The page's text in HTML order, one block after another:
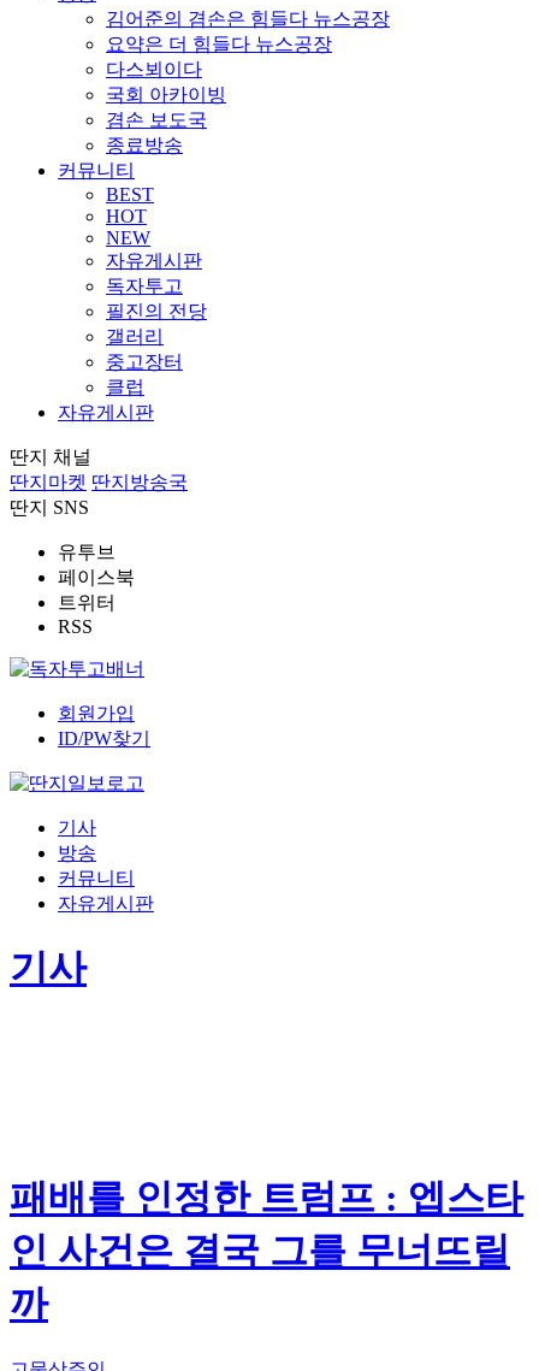
김어준의 겸손은 힘들다 뉴스공장
요약은 더 힘들다 뉴스공장
다스뵈이다
국회 아카이빙
겸손 보도국
종료방송
커뮤니티
BEST
HOT
NEW
자유게시판
독자투고
필진의 전당
갤러리
중고장터
클럽
자유게시판
딴지 채널
딴지마켓 딴지방송국
딴지 SNS
유투브
페이스북
트위터
RSS
회원가입
ID/PW찾기
기사
방송
커뮤니티
자유게시판
기사
패배를 인정한 트럼프 : 엡스타
인 사건은 결국 그를 무너뜨릴
까